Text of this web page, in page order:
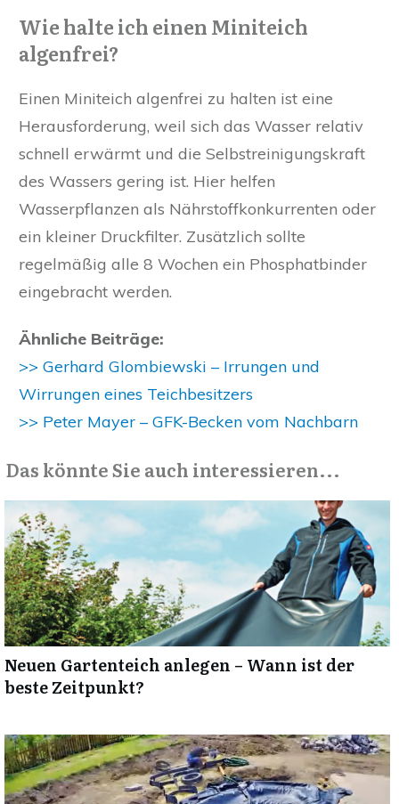
Wie halte ich einen Miniteich
algenfrei?
Einen Miniteich algenfrei zu halten ist eine
Herausforderung, weil sich das Wasser relativ
schnell erwärmt und die Selbstreinigungskraft
des Wassers gering ist. Hier helfen
Wasserpflanzen als Nährstoffkonkurrenten oder
ein kleiner Druckfilter. Zusätzlich sollte
regelmäßig alle 8 Wochen ein Phosphatbinder
eingebracht werden.
Ähnliche Beiträge:
>> Gerhard Glombiewski – Irrungen und
Wirrungen eines Teichbesitzers
>> Peter Mayer – GFK-Becken vom Nachbarn
Das könnte Sie auch interessieren...
Neuen Gartenteich anlegen – Wann ist der
beste Zeitpunkt?